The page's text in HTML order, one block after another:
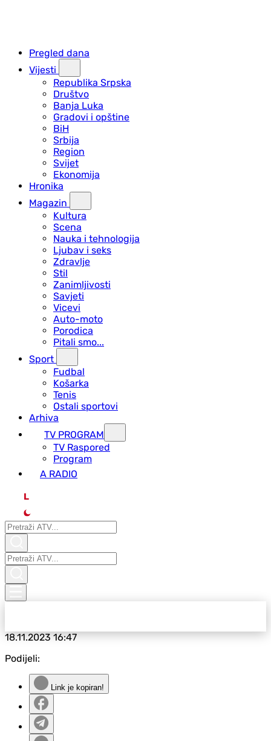
Pregled dana
Vijesti
Republika Srpska
Društvo
Banja Luka
Gradovi i opštine
BiH
Srbija
Region
Svijet
Ekonomija
Hronika
Magazin
Kultura
Scena
Nauka i tehnologija
Ljubav i seks
Zdravlje
Stil
Zanimljivosti
Savjeti
Vicevi
Auto-moto
Porodica
Pitali smo...
Sport
Fudbal
Košarka
Tenis
Ostali sportovi
Arhiva
TV PROGRAM
ТV Raspored
Program
A RADIO
L
18.11.202316:47
Podijeli:
Link je kopiran!